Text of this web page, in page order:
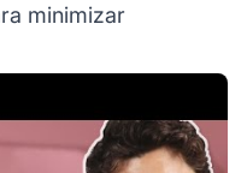
minimizar